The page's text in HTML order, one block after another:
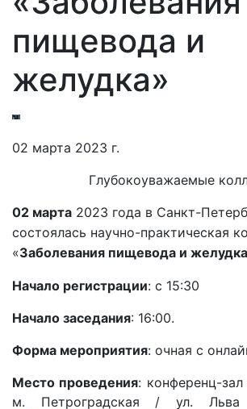
пищевода и
желудка»
02 марта 2023 г.
Глубокоуважаемые
02 марта 2023 года в Санкт-
состоялась научно-практическая
«Заболевания пищевода и желудка
Начало регистрации: с 15:30
Начало заседания: 16:00.
Форма мероприятия: очная с
Место проведения: конференц-
м. Петроградская / ул. Льва